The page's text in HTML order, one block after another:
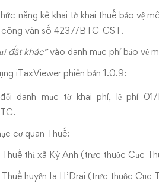
năng kê khai tờ khai thuế bảo vệ
văn số 4237/BTC-CST.
đất khác”vào danh mục phí bảo vệ
iTaxViewer phiên bản 1.0.9:
danh mục tờ khai phí, lệ phí
cơ quan Thuế:
thị xã Kỳ Anh (trực thuộc Cục
huyện Ia H’Drai (trực thuộc Cục